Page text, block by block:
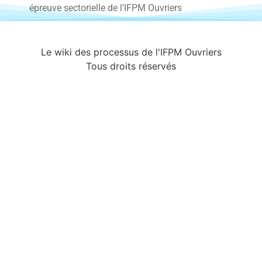
épreuve sectorielle de l’IFPM Ouvriers
Le wiki des processus de l'IFPM Ouvriers
Tous droits réservés